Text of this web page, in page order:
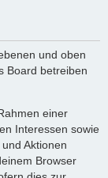
und oben
Board betreiben
einer
Interessen sowie
Aktionen
Browser